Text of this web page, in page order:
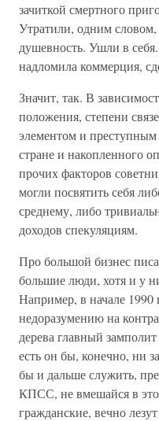
зачиткой смертного
Утратили, одним
душевность. Ушли в
надломила коммерция,
Значит, так. В
положения, степени
элементом и
стране и накопленного
прочих факторов
могли посвятить себя
среднему, либо
доходов спекуляциям.
Про большой бизнес
большие люди, хотя и у
Например, в начале 1990
недоразумению на
дерева главный
есть он бы, конечно, ни
бы и дальше служить,
КПСС, не вмешайся в
гражданские, вечно